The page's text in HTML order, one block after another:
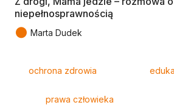
niepełnosprawnością
● Marta Dudek
ochrona zdrowia
prawa człowieka